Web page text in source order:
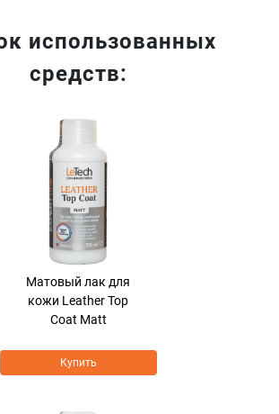
использованных
средств:
Матовый лак для
кожи Leather Top
Coat Matt
Купить